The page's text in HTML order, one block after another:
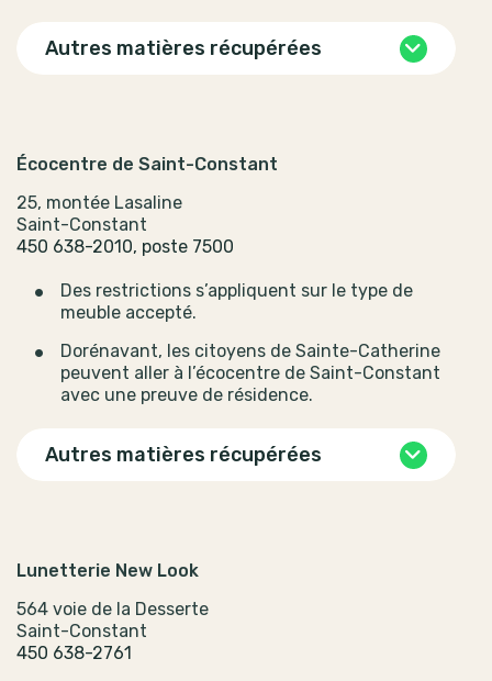
Autres matières récupérées
Écocentre de Saint-Constant
25, montée Lasaline
Saint-Constant
450 638-2010, poste 7500
Des restrictions s’appliquent sur le type de
meuble accepté.
Dorénavant, les citoyens de Sainte-Catherine
peuvent aller à l’écocentre de Saint-Constant
avec une preuve de résidence.
Autres matières récupérées
Lunetterie New Look
564 voie de la Desserte
Saint-Constant
450 638-2761